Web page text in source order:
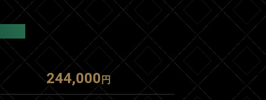
244,000 円